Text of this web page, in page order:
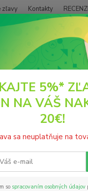
zľavy Kontakty
Hľadať
Pekan s Javorovým
s
5%*
NA VÁŠ
20€!
sa neuplatňuje na
so spracovaním osobných údajov